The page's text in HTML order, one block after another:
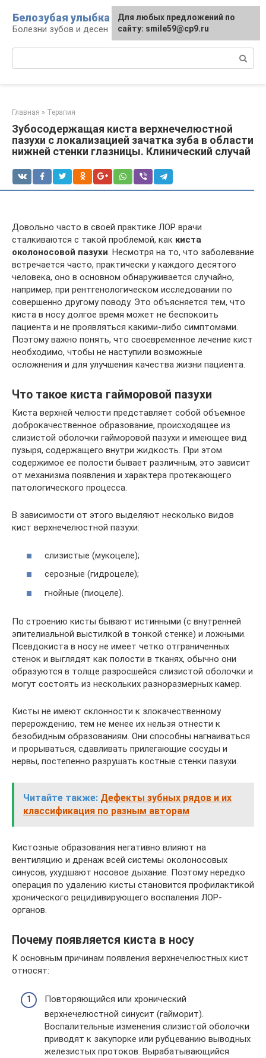
контенту
Белозубая улыбка
Болезни зубов и десен
Главная » Терапия
Зубосодержащая киста верхнечелюстной
пазухи с локализацией зачатка зуба в области
нижней стенки глазницы. Клинический случай
Довольно часто в своей практике ЛОР врачи
сталкиваются с такой проблемой, как киста
околоносовой пазухи. Несмотря на то, что заболевание
встречается часто, практически у каждого десятого
человека, оно в основном обнаруживается случайно,
например, при рентгенологическом исследовании по
совершенно другому поводу. Это объясняется тем, что
киста в носу долгое время может не беспокоить
пациента и не проявляться какими-либо симптомами.
Поэтому важно понять, что своевременное лечение кист
необходимо, чтобы не наступили возможные
осложнения и для улучшения качества жизни пациента.
Что такое киста гайморовой пазухи
Киста верхней челюсти представляет собой объемное
доброкачественное образование, происходящее из
слизистой оболочки гайморовой пазухи и имеющее вид
пузыря, содержащего внутри жидкость. При этом
содержимое ее полости бывает различным, это зависит
от механизма появления и характера протекающего
патологического процесса.
В зависимости от этого выделяют несколько видов
кист верхнечелюстной пазухи:
слизистые (мукоцеле);
серозные (гидроцеле);
гнойные (пиоцеле).
По строению кисты бывают истинными (с внутренней
эпителиальной выстилкой в тонкой стенке) и ложными.
Псевдокиста в носу не имеет четко отграниченных
стенок и выглядят как полости в тканях, обычно они
образуются в толще разросшейся слизистой оболочки и
могут состоять из нескольких разноразмерных камер.
Кисты не имеют склонности к злокачественному
перерождению, тем не менее их нельзя отнести к
безобидным образованиям. Они способны нагнаиваться
и прорываться, сдавливать прилегающие сосуды и
нервы, постепенно разрушать костные стенки пазухи.
Читайте также: Дефекты зубных рядов и их
классификация по разным авторам
Кистозные образования негативно влияют на
вентиляцию и дренаж всей системы околоносовых
синусов, ухудшают носовое дыхание. Поэтому нередко
операция по удалению кисты становится профилактикой
хронического рецидивирующего воспаления ЛОР-
органов.
Почему появляется киста в носу
К основным причинам появления верхнечелюстных кист
относят:
Повторяющийся или хронический
верхнечелюстной синусит (гайморит).
Воспалительные изменения слизистой оболочки
приводят к закупорке или рубцеванию выводных
железистых протоков. Вырабатывающийся
Для любых предложений по
сайту: smile59@cp9.ru